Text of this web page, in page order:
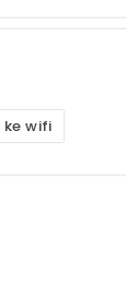
wifi